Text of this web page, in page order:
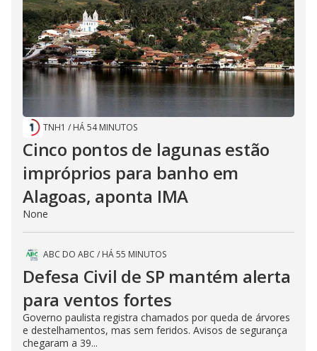
TNH1 / HÁ 54 MINUTOS
Cinco pontos de lagunas estão
impróprios para banho em
Alagoas, aponta IMA
None
ABC DO ABC / HÁ 55 MINUTOS
Defesa Civil de SP mantém alerta
para ventos fortes
Governo paulista registra chamados por queda de árvores
e destelhamentos, mas sem feridos. Avisos de segurança
chegaram a 39...